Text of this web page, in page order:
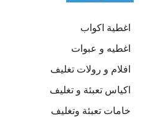
اغطية اكواب
اغطيه و عبوات
افلام و رولات تغليف
اكياس تعبئة و تغليف
خامات تعبئة وتغليف